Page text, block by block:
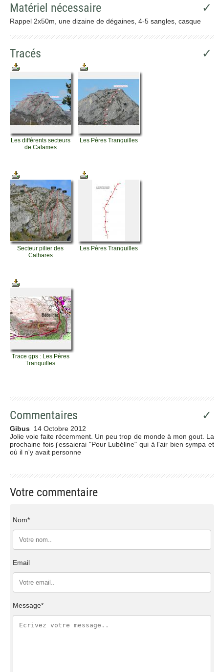
Matériel nécessaire ✓
Rappel 2x50m, une dizaine de dégaines, 4-5 sangles, casque
Tracés ✓
Les différents secteurs
de Calames
Les Pères Tranquilles
Secteur pilier des
Cathares
Les Pères Tranquilles
Trace gps : Les Pères
Tranquilles
Commentaires ✓
Gibus 14 Octobre 2012
Jolie voie faite récemment. Un peu trop de monde à mon gout. La
prochaine fois j'essaierai "Pour Lubéline" qui à l'air bien sympa et
où il n'y avait personne
Votre commentaire
Nom*
Email
Message*